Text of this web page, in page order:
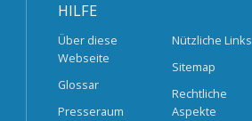
HILFE
Über diese
Webseite
Glossar
Presseraum
Nützliche Links
Sitemap
Rechtliche
Aspekte